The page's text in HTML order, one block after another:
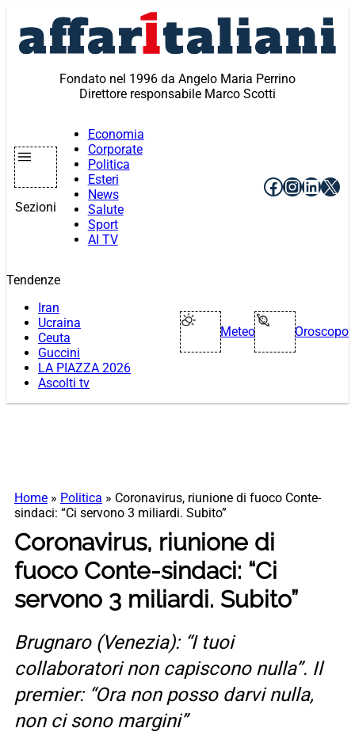
contenuto
Fondato nel 1996 da Angelo Maria Perrino
Direttore responsabile Marco Scotti
Sezioni
Economia
Corporate
Politica
Esteri
News
Salute
Sport
AI TV
Facebook
X
Tendenze
Iran
Ucraina
Ceuta
Guccini
LA PIAZZA 2026
Ascolti tv
Meteo Oroscopo
Home » Politica » Coronavirus, riunione di fuoco Conte-
sindaci: “Ci servono 3 miliardi. Subito”
Coronavirus, riunione di
fuoco Conte-sindaci: “Ci
servono 3 miliardi. Subito”
Brugnaro (Venezia): “I tuoi
collaboratori non capiscono nulla”. Il
premier: “Ora non posso darvi nulla,
non ci sono margini”